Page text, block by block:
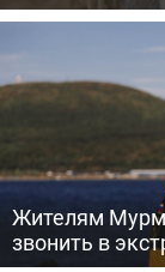
Жителям
звонить в